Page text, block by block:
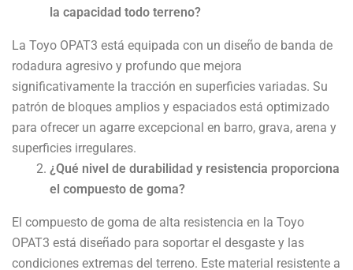
la capacidad todo terreno?
La Toyo OPAT3 está equipada con un diseño de banda de
rodadura agresivo y profundo que mejora
significativamente la tracción en superficies variadas. Su
patrón de bloques amplios y espaciados está optimizado
para ofrecer un agarre excepcional en barro, grava, arena y
superficies irregulares.
¿Qué nivel de durabilidad y resistencia proporciona
el compuesto de goma?
El compuesto de goma de alta resistencia en la Toyo
OPAT3 está diseñado para soportar el desgaste y las
condiciones extremas del terreno. Este material resistente a